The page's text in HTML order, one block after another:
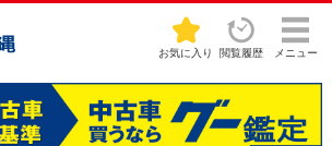
お気に入り 閲覧履歴 メニュー